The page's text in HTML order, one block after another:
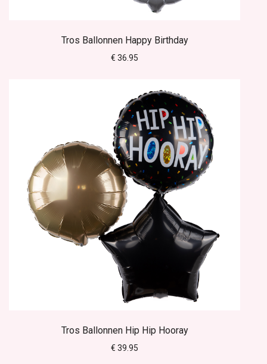
Tros Ballonnen Happy Birthday
€ 36.95
Tros Ballonnen Hip Hip Hooray
€ 39.95